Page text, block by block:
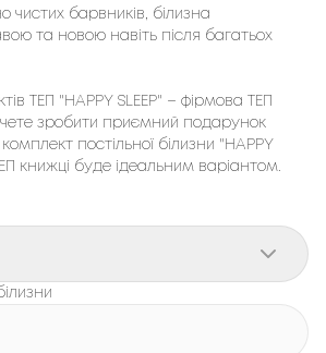
чистих барвників, білизна
та новою навіть після багатьох
ТЕП "HAPPY SLEEP" – фірмовa ТЕП
зробити приємний подарунок
постільної білизни "HAPPY
книжці буде ідеальним варіантом.